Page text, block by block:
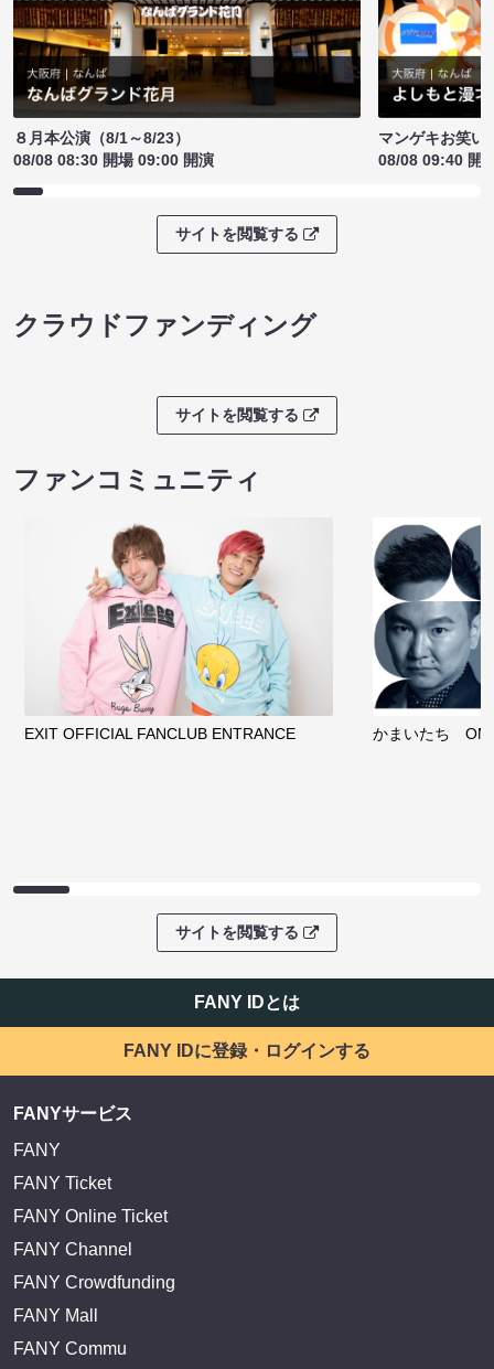
８月本公演（8/1～8/23）
08/08 08:30 開場 09:00 開演
マンゲキお笑い
08/08 09:40 開
サイトを閲覧する
クラウドファンディング
サイトを閲覧する
ファンコミュニティ
EXIT OFFICIAL FANCLUB ENTRANCE かまいたち
サイトを閲覧する
FANY IDとは
FANY IDに登録・ログインする
FANYサービス
FANY
FANY Ticket
FANY Online Ticket
FANY Channel
FANY Crowdfunding
FANY Mall
FANY Commu